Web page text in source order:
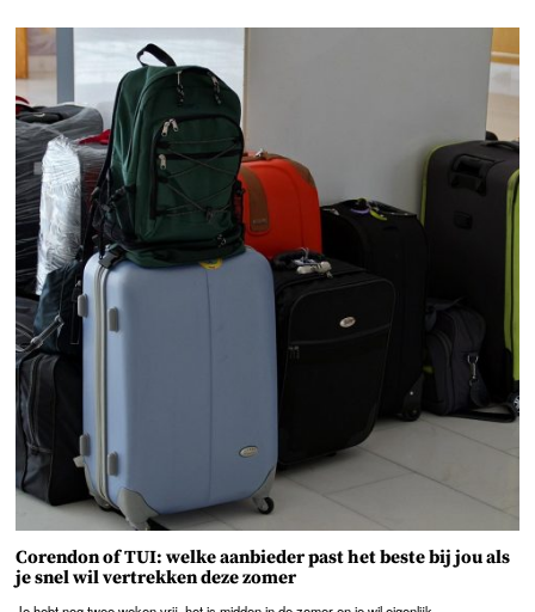
Corendon of TUI: welke aanbieder past het beste bij jou als
je snel wil vertrekken deze zomer